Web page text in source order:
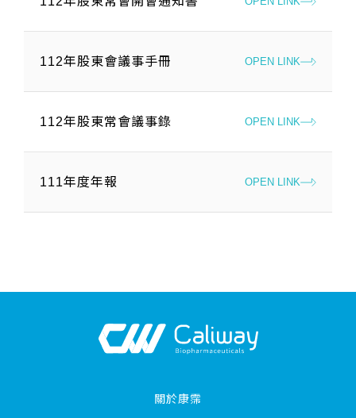
112年股東會議事手冊 OPEN LINK
112年股東常會議事錄 OPEN LINK
111年度年報 OPEN LINK
關於康霈